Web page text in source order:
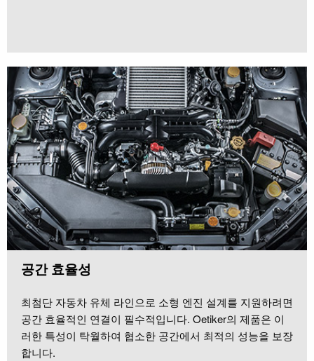
공간 효율성
최첨단 자동차 유체 라인으로 소형 엔진 설계를 지원하려면
공간 효율적인 연결이 필수적입니다. Oetiker의 제품은 이
러한 특성이 탁월하여 협소한 공간에서 최적의 성능을 보장
합니다.